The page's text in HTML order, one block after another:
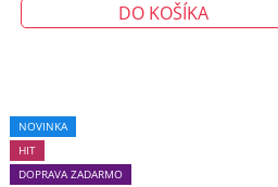
DO KOŠÍKA
NOVINKA
HIT
DOPRAVA ZADARMO